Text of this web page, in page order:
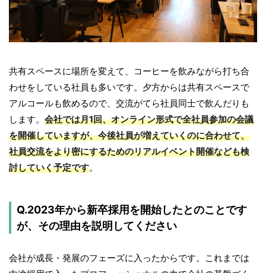
共有スペースに場所を変えて、コーヒーを飲みながら打ち合
わせをしている社員も多いです。夕方からは共有スペースで
アルコールも飲めるので、交流がてら社員同士で飲んだりも
します。 会社では月1回、オンライン形式で全社員参加の会議
を開催していますが、今後社員が増えていくのに合わせて、
社員交流をより密にするためのリアルイベント開催なども検
討していく予定です。
Q.2023年から新卒採用を開始したとのことです
が、その理由を説明してください
会社が成長・発展のフェーズに入ったからです。これまでは